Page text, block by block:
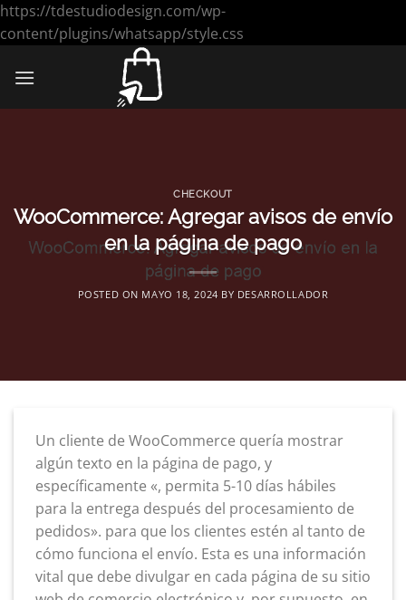
https://tdestudiodesign.com/wp-
content/plugins/whatsapp/style.css
CHECKOUT
WooCommerce: Agregar avisos de envío
en la página de pago
POSTED ON MAYO 18, 2024 BY DESARROLLADOR
Un cliente de WooCommerce quería mostrar
algún texto en la página de pago, y
específicamente «, permita 5-10 días hábiles
para la entrega después del procesamiento de
pedidos». para que los clientes estén al tanto de
cómo funciona el envío. Esta es una información
vital que debe divulgar en cada página de su sitio